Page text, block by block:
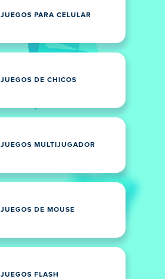
JUEGOS PARA CELULAR
JUEGOS DE CHICOS
JUEGOS MULTIJUGADOR
JUEGOS DE MOUSE
JUEGOS FLASH